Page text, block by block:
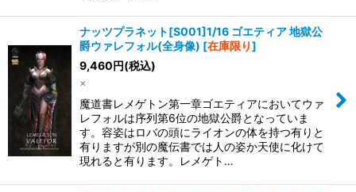
ナッツプラネット[S001]1/16 ゴエティア 地獄公
爵ウァレフォル(全身像) [在庫限り]
9,460円(税込)
×
魔道書レメゲトン第一章ゴエティアにおいてウァ
レフォルは序列第6位の地獄公爵となっていま
す。容姿はロバの頭にライオンの体を持つ有りと
有りますが別の魔伝書では人の姿か天使に化けて
現れると有ります。レメゲト…